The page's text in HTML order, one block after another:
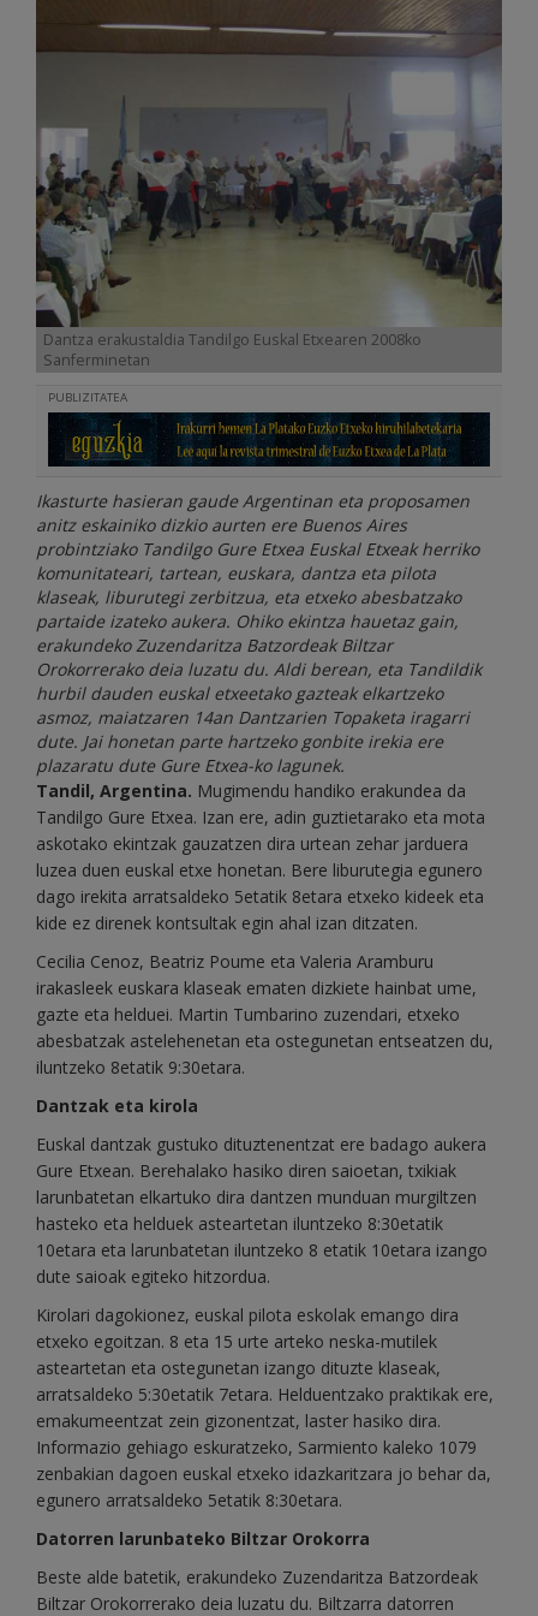
Dantza erakustaldia Tandilgo Euskal Etxearen 2008ko
Sanferminetan
PUBLIZITATEA
Ikasturte hasieran gaude Argentinan eta proposamen
anitz eskainiko dizkio aurten ere Buenos Aires
probintziako Tandilgo Gure Etxea Euskal Etxeak herriko
komunitateari, tartean, euskara, dantza eta pilota
klaseak, liburutegi zerbitzua, eta etxeko abesbatzako
partaide izateko aukera. Ohiko ekintza hauetaz gain,
erakundeko Zuzendaritza Batzordeak Biltzar
Orokorrerako deia luzatu du. Aldi berean, eta Tandildik
hurbil dauden euskal etxeetako gazteak elkartzeko
asmoz, maiatzaren 14an Dantzarien Topaketa iragarri
dute. Jai honetan parte hartzeko gonbite irekia ere
plazaratu dute Gure Etxea-ko lagunek.
Tandil, Argentina. Mugimendu handiko erakundea da
Tandilgo Gure Etxea. Izan ere, adin guztietarako eta mota
askotako ekintzak gauzatzen dira urtean zehar jarduera
luzea duen euskal etxe honetan. Bere liburutegia egunero
dago irekita arratsaldeko 5etatik 8etara etxeko kideek eta
kide ez direnek kontsultak egin ahal izan ditzaten.
Cecilia Cenoz, Beatriz Poume eta Valeria Aramburu
irakasleek euskara klaseak ematen dizkiete hainbat ume,
gazte eta helduei. Martin Tumbarino zuzendari, etxeko
abesbatzak astelehenetan eta ostegunetan entseatzen du,
iluntzeko 8etatik 9:30etara.
Dantzak eta kirola
Euskal dantzak gustuko dituztenentzat ere badago aukera
Gure Etxean. Berehalako hasiko diren saioetan, txikiak
larunbatetan elkartuko dira dantzen munduan murgiltzen
hasteko eta helduek asteartetan iluntzeko 8:30etatik
10etara eta larunbatetan iluntzeko 8 etatik 10etara izango
dute saioak egiteko hitzordua.
Kirolari dagokionez, euskal pilota eskolak emango dira
etxeko egoitzan. 8 eta 15 urte arteko neska-mutilek
asteartetan eta ostegunetan izango dituzte klaseak,
arratsaldeko 5:30etatik 7etara. Helduentzako praktikak ere,
emakumeentzat zein gizonentzat, laster hasiko dira.
Informazio gehiago eskuratzeko, Sarmiento kaleko 1079
zenbakian dagoen euskal etxeko idazkaritzara jo behar da,
egunero arratsaldeko 5etatik 8:30etara.
Datorren larunbateko Biltzar Orokorra
Beste alde batetik, erakundeko Zuzendaritza Batzordeak
Biltzar Orokorrerako deia luzatu du. Biltzarra datorren